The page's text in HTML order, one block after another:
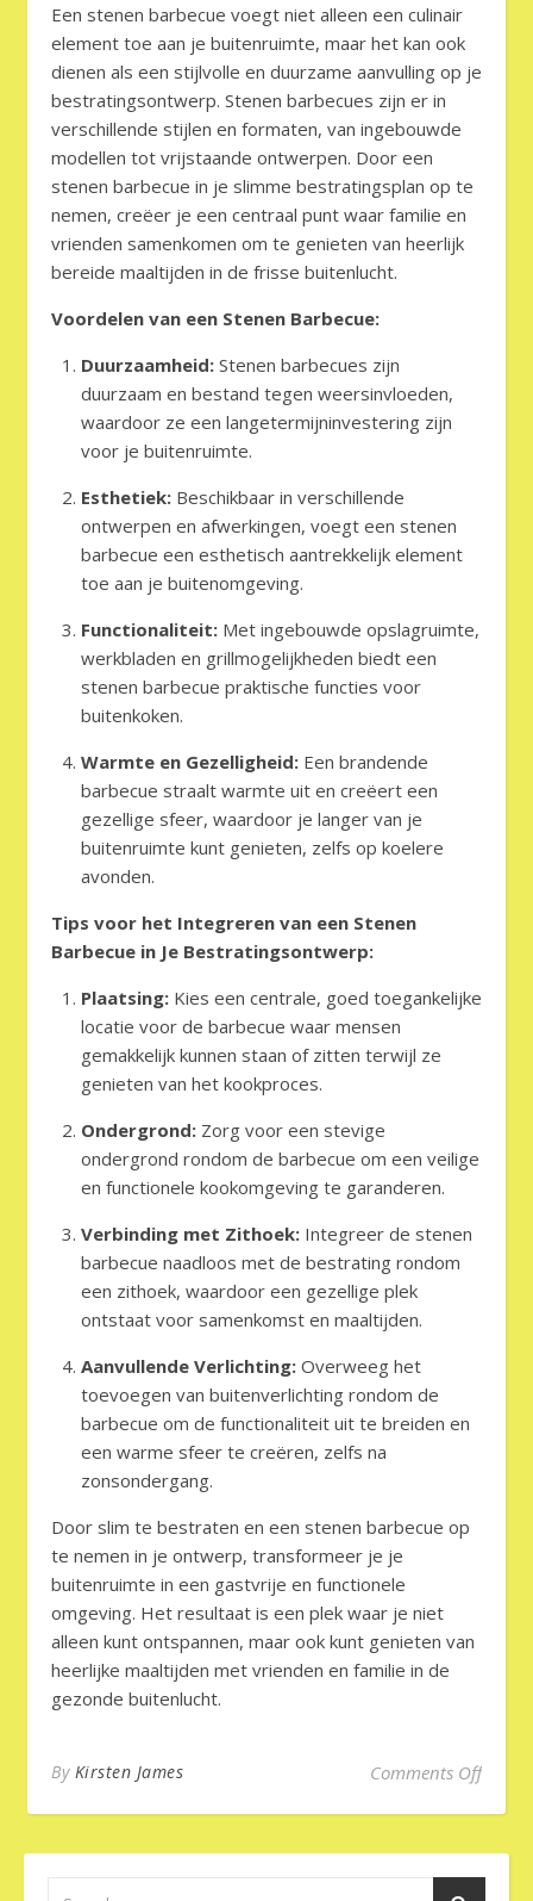
Een stenen barbecue voegt niet alleen een culinair
element toe aan je buitenruimte, maar het kan ook
dienen als een stijlvolle en duurzame aanvulling op je
bestratingsontwerp. Stenen barbecues zijn er in
verschillende stijlen en formaten, van ingebouwde
modellen tot vrijstaande ontwerpen. Door een
stenen barbecue in je slimme bestratingsplan op te
nemen, creëer je een centraal punt waar familie en
vrienden samenkomen om te genieten van heerlijk
bereide maaltijden in de frisse buitenlucht.
Voordelen van een Stenen Barbecue:
Duurzaamheid: Stenen barbecues zijn
duurzaam en bestand tegen weersinvloeden,
waardoor ze een langetermijninvestering zijn
voor je buitenruimte.
Esthetiek: Beschikbaar in verschillende
ontwerpen en afwerkingen, voegt een stenen
barbecue een esthetisch aantrekkelijk element
toe aan je buitenomgeving.
Functionaliteit: Met ingebouwde opslagruimte,
werkbladen en grillmogelijkheden biedt een
stenen barbecue praktische functies voor
buitenkoken.
Warmte en Gezelligheid: Een brandende
barbecue straalt warmte uit en creëert een
gezellige sfeer, waardoor je langer van je
buitenruimte kunt genieten, zelfs op koelere
avonden.
Tips voor het Integreren van een Stenen
Barbecue in Je Bestratingsontwerp:
Plaatsing: Kies een centrale, goed toegankelijke
locatie voor de barbecue waar mensen
gemakkelijk kunnen staan of zitten terwijl ze
genieten van het kookproces.
Ondergrond: Zorg voor een stevige
ondergrond rondom de barbecue om een veilige
en functionele kookomgeving te garanderen.
Verbinding met Zithoek: Integreer de stenen
barbecue naadloos met de bestrating rondom
een zithoek, waardoor een gezellige plek
ontstaat voor samenkomst en maaltijden.
Aanvullende Verlichting: Overweeg het
toevoegen van buitenverlichting rondom de
barbecue om de functionaliteit uit te breiden en
een warme sfeer te creëren, zelfs na
zonsondergang.
Door slim te bestraten en een stenen barbecue op
te nemen in je ontwerp, transformeer je je
buitenruimte in een gastvrije en functionele
omgeving. Het resultaat is een plek waar je niet
alleen kunt ontspannen, maar ook kunt genieten van
heerlijke maaltijden met vrienden en familie in de
gezonde buitenlucht.
By Kirsten James Comments Offon